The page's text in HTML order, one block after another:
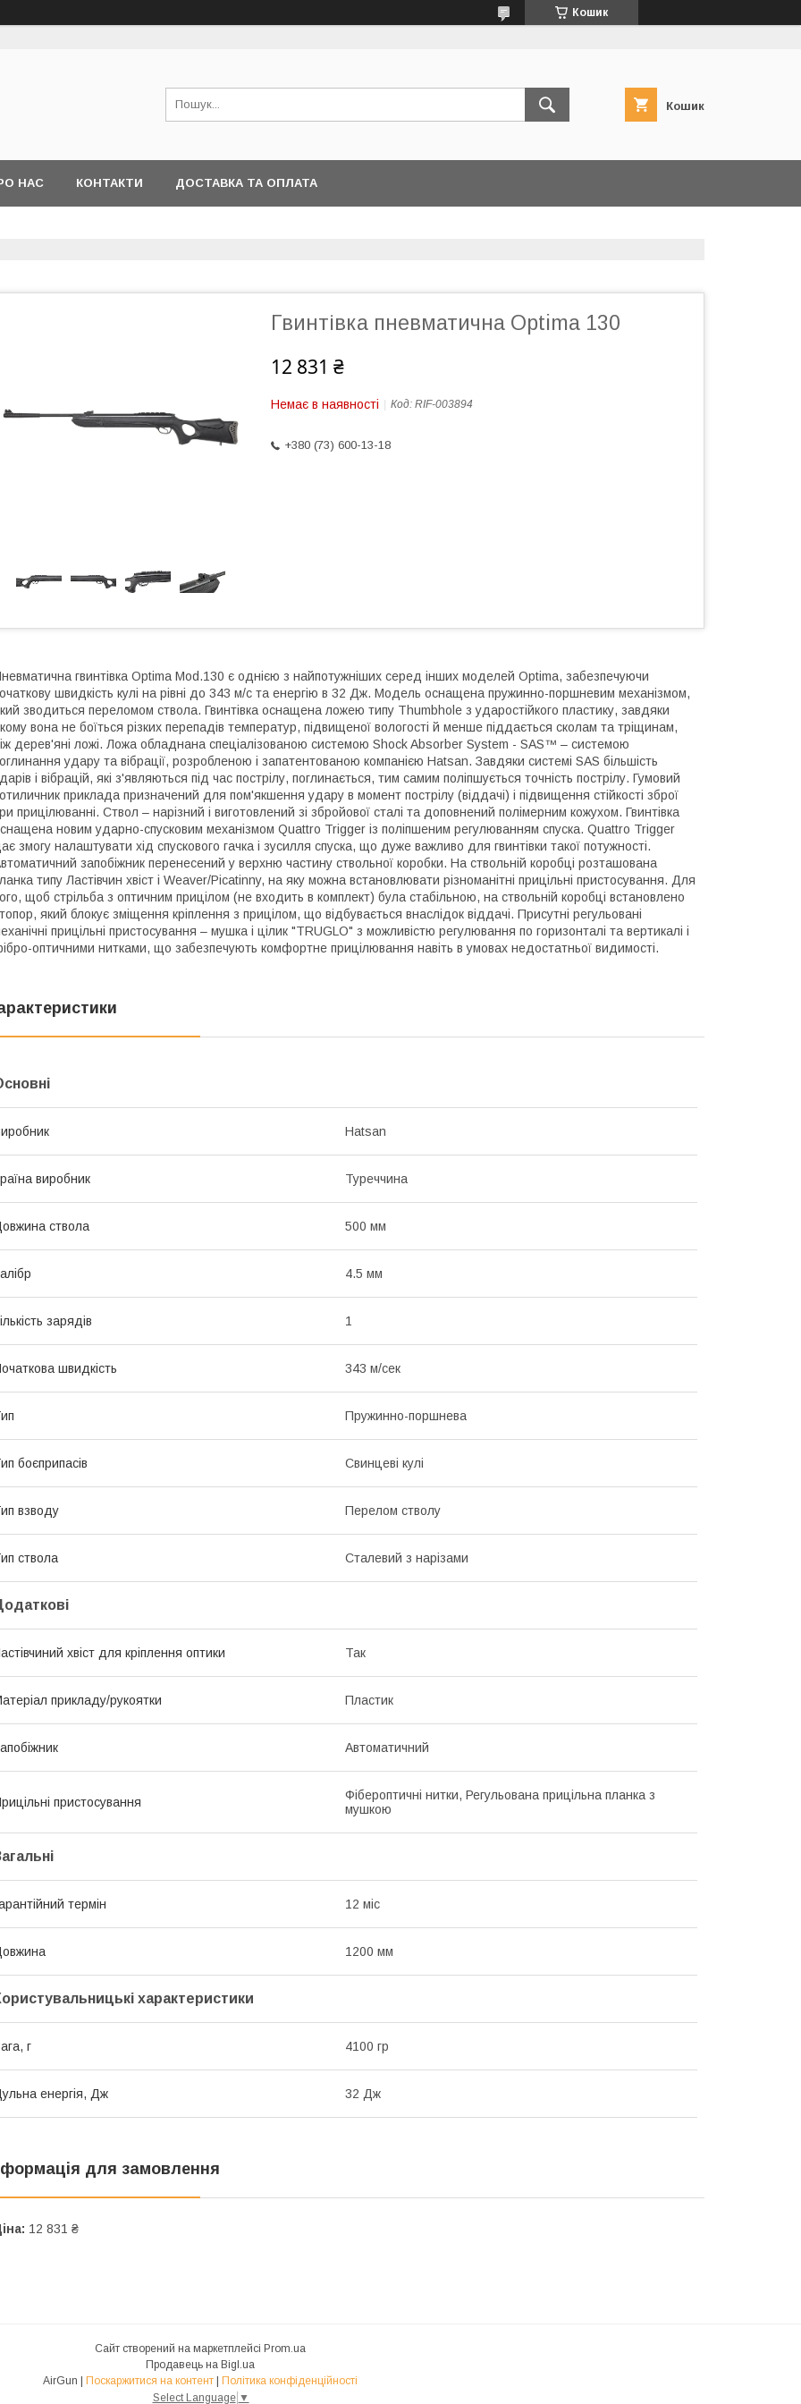
Кошик
Кошик
НАС КОНТАКТИ ДОСТАВКА ТА ОПЛАТА
Гвинтівка пневматична Optima 130
12 831 ₴
Немає в наявності Код: RIF-003894
+380 (73) 600-13-18
гвинтівка Optima Mod.130 є однією з найпотужніших серед інших моделей Optima, забезпечуючи
швидкість кулі на рівні до 343 м/с та енергію в 32 Дж. Модель оснащена пружинно-поршневим механізмом,
зводиться переломом ствола. Гвинтівка оснащена ложею типу Thumbhole з ударостійкого пластику, завдяки
вона не боїться різких перепадів температур, підвищеної вологості й менше піддається сколам та тріщинам,
дерев'яні ложі. Ложа обладнана спеціалізованою системою Shock Absorber System - SAS™ – системою
удару та вібрації, розробленою і запатентованою компанією Hatsan. Завдяки системі SAS більшість
і вібрацій, які з'являються під час пострілу, поглинається, тим самим поліпшується точність пострілу. Гумовий
приклада призначений для пом'якшення удару в момент пострілу (віддачі) і підвищення стійкості зброї
прицілюванні. Ствол – нарізний і виготовлений зі збройової сталі та доповнений полімерним кожухом. Гвинтівка
новим ударно-спусковим механізмом Quattro Trigger із поліпшеним регулюванням спуска. Quattro Trigger
змогу налаштувати хід спускового гачка і зусилля спуска, що дуже важливо для гвинтівки такої потужності.
запобіжник перенесений у верхню частину ствольної коробки. На ствольній коробці розташована
типу Ластівчин хвіст і Weaver/Picatinny, на яку можна встановлювати різноманітні прицільні пристосування. Для
щоб стрільба з оптичним прицілом (не входить в комплект) була стабільною, на ствольній коробці встановлено
який блокує зміщення кріплення з прицілом, що відбувається внаслідок віддачі. Присутні регульовані
прицільні пристосування – мушка і цілик "TRUGLO" з можливістю регулювання по горизонталі та вертикалі і
оптичними нитками, що забезпечують комфортне прицілювання навіть в умовах недостатньої видимості.
Hatsan
виробник Туреччина
ствола 500 мм
4.5 мм
зарядів 1
швидкість 343 м/сек
Пружинно-поршнева
боєприпасів Свинцеві кулі
взводу Перелом стволу
ствола Сталевий з нарізами
хвіст для кріплення оптики Так
прикладу/рукоятки Пластик
Автоматичний
пристосування
Фібероптичні нитки, Регульована прицільна планка з
мушкою
термін 12 міс
1200 мм
характеристики
г 4100 гр
енергія, Дж 32 Дж
для замовлення
12 831 ₴
Сайт створений на маркетплейсі Prom.ua
Продавець на Bigl.ua
Поскаржитися на контент
Політика конфіденційності
Select Language ▼